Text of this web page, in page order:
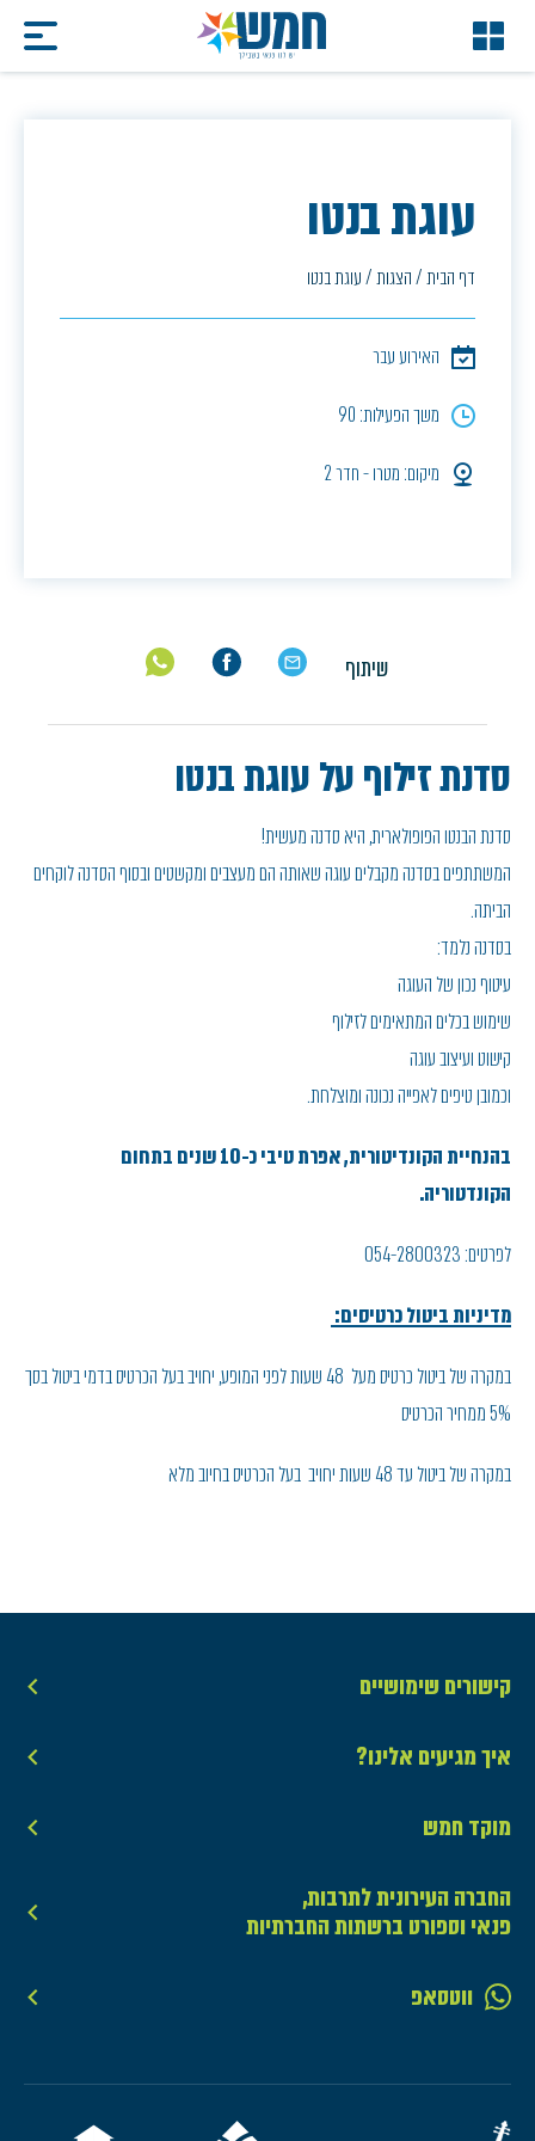
עוגת בנטו
דף הבית/הצגות/עוגת בנטו
האירוע עבר
משך הפעילות: 90
מיקום: מטרו - חדר 2
שיתוף
סדנת זילוף על עוגת בנטו
סדנת הבנטו הפופולארית, היא סדנה מעשית!
המשתתפים בסדנה מקבלים עוגה שאותה הם מעצבים ומקשטים ובסוף הסדנה לוקחים
הביתה.
בסדנה נלמד:
עיטוף נכון של העוגה
שימוש בכלים המתאימים לזילוף
קישוט ועיצוב עוגה
וכמובן טיפים לאפייה נכונה ומוצלחת.
בהנחיית הקונדיטורית, אפרת טיבי כ-10 שנים בתחום
הקונדטוריה.
לפרטים: 054-2800323
מדיניות ביטול כרטיסים:
במקרה של ביטול כרטיס מעל 48 שעות לפני המופע, יחויב בעל הכרטיס בדמי ביטול בסך
5% ממחיר הכרטיס
במקרה של ביטול עד 48 שעות יחויב בעל הכרטיס בחיוב מלא
קישורים שימושיים
איך מגיעים אלינו?
מוקד חמש
החברה העירונית לתרבות,
פנאי וספורט ברשתות החברתיות
ווטסאפ